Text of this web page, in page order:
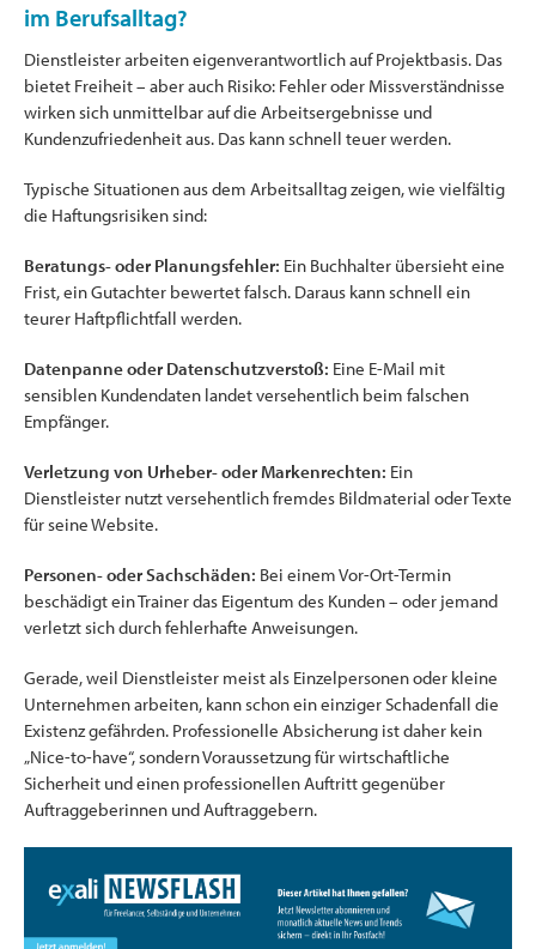
im Berufsalltag?
Dienstleister arbeiten eigenverantwortlich auf Projektbasis. Das
bietet Freiheit – aber auch Risiko: Fehler oder Missverständnisse
wirken sich unmittelbar auf die Arbeitsergebnisse und
Kundenzufriedenheit aus. Das kann schnell teuer werden.
Typische Situationen aus dem Arbeitsalltag zeigen, wie vielfältig
die Haftungsrisiken sind:
Beratungs- oder Planungsfehler: Ein Buchhalter übersieht eine
Frist, ein Gutachter bewertet falsch. Daraus kann schnell ein
teurer Haftpflichtfall werden.
Datenpanne oder Datenschutzverstoß: Eine E-Mail mit
sensiblen Kundendaten landet versehentlich beim falschen
Empfänger.
Verletzung von Urheber- oder Markenrechten: Ein
Dienstleister nutzt versehentlich fremdes Bildmaterial oder Texte
für seine Website.
Personen- oder Sachschäden: Bei einem Vor-Ort-Termin
beschädigt ein Trainer das Eigentum des Kunden – oder jemand
verletzt sich durch fehlerhafte Anweisungen.
Gerade, weil Dienstleister meist als Einzelpersonen oder kleine
Unternehmen arbeiten, kann schon ein einziger Schadenfall die
Existenz gefährden. Professionelle Absicherung ist daher kein
„Nice-to-have“, sondern Voraussetzung für wirtschaftliche
Sicherheit und einen professionellen Auftritt gegenüber
Auftraggeberinnen und Auftraggebern.